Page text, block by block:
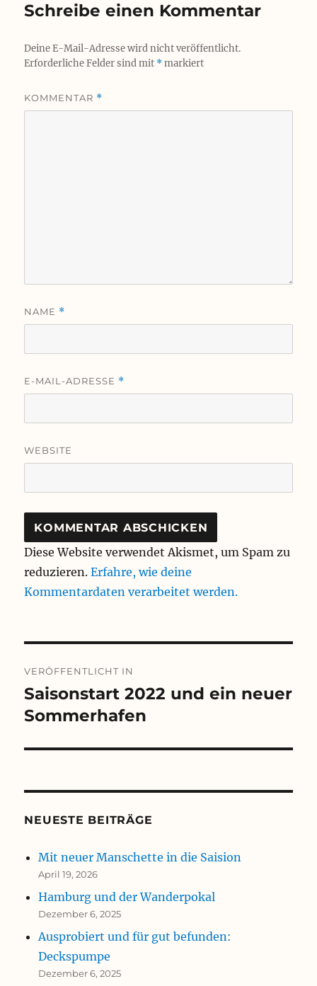
Schreibe einen Kommentar
Deine E-Mail-Adresse wird nicht veröffentlicht.
Erforderliche Felder sind mit *markiert
KOMMENTAR *
NAME *
E-MAIL-ADRESSE *
WEBSITE
Diese Website verwendet Akismet, um Spam zu
reduzieren.Erfahre, wie deine
Kommentardaten verarbeitet werden.
VERÖFFENTLICHT IN
Saisonstart 2022 und ein neuer
Sommerhafen
NEUESTE BEITRÄGE
Mit neuer Manschette in die Saision
April 19, 2026
Hamburg und der Wanderpokal
Dezember 6, 2025
Ausprobiert und für gut befunden:
Deckspumpe
Dezember 6, 2025